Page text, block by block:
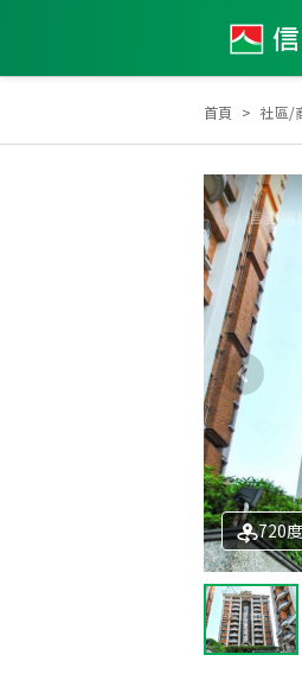
首頁 社區/
720
土地達人